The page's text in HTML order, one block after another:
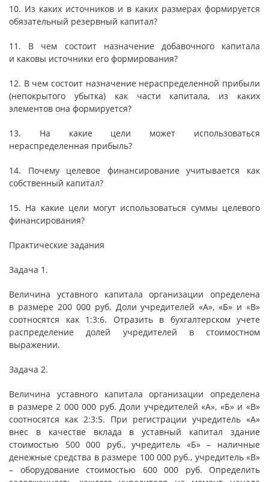
10. Из каких источников и в каких размерах формируется
обязательный резервный капитал?
11. В чем состоит назначение добавочного капитала
и каковы источники его формирования?
12. В чем состоит назначение нераспределенной прибыли
(непокрытого убытка) как части капитала, из каких
элементов она формируется?
13. На какие цели может использоваться
нераспределенная прибыль?
14. Почему целевое финансирование учитывается как
собственный капитал?
15. На какие цели могут использоваться суммы целевого
финансирования?
Практические задания
Задача 1.
Величина уставного капитала организации определена
в размере 200 000 руб. Доли учредителей «А», «Б» и «В»
соотносятся как 1:3:6. Отразить в бухгалтерском учете
распределение долей учредителей в стоимостном
выражении.
Задача 2.
Величина уставного капитала организации определена
в размере 2 000 000 руб. Доли учредителей «А», «Б» и «В»
соотносятся как 2:3:5. При регистрации учредитель «А»
внес в качестве вклада в уставный капитал здание
стоимостью 500 000 руб., учредитель «Б» – наличные
денежные средства в размере 100 000 руб., учредитель «В»
– оборудование стоимостью 600 000 руб. Определить